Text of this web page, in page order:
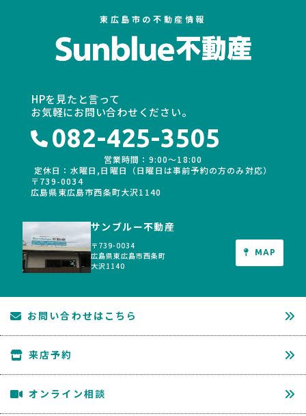
東広島市の不動産情報
HPを見たと言って
お気軽にお問い合わせください。
082-425-3505
営業時間：9:00〜18:00
定休日：水曜日,日曜日（日曜日は事前予約の方のみ対応）
〒739-0034
広島県東広島市西条町大沢1140
サンブルー不動産
〒739-0034
広島県東広島市西条町
大沢1140
MAP
お問い合わせはこちら
来店予約
オンライン相談